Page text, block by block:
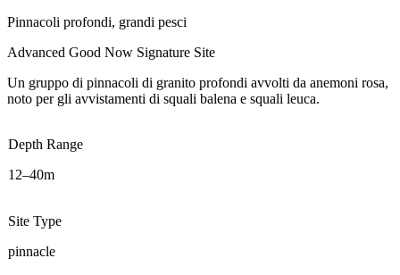
Pinnacoli profondi, grandi pesci
Advanced Good Now Signature Site
Un gruppo di pinnacoli di granito profondi avvolti da anemoni rosa,
noto per gli avvistamenti di squali balena e squali leuca.
Depth Range
12–40m
Site Type
pinnacle